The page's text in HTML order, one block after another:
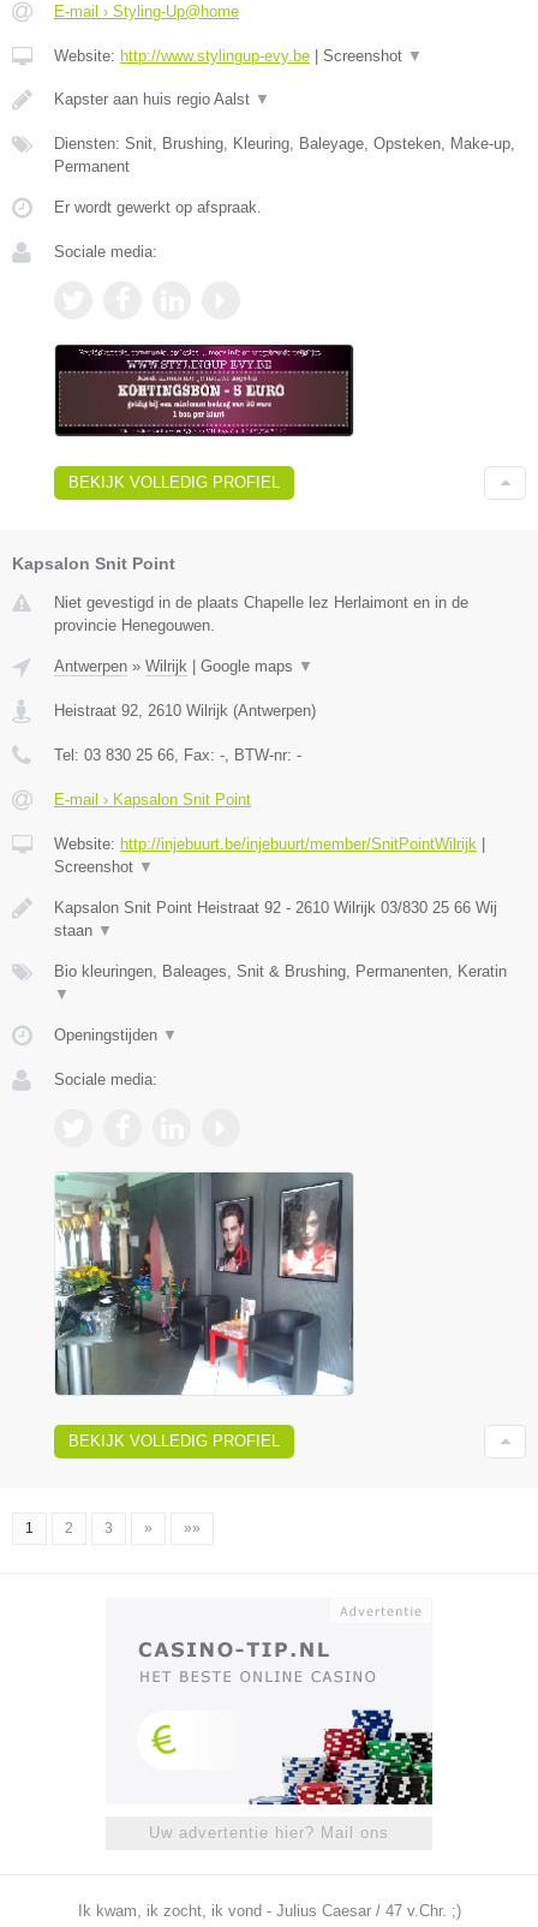
E-mail › Styling-Up@home
Website: http://www.stylingup-evy.be | Screenshot ▼
Kapster aan huis regio Aalst ▼
Diensten: Snit, Brushing, Kleuring, Baleyage, Opsteken, Make-up,
Permanent
Er wordt gewerkt op afspraak.
Sociale media:
BEKIJK VOLLEDIG PROFIEL
Kapsalon Snit Point
Niet gevestigd in de plaats Chapelle lez Herlaimont en in de
provincie Henegouwen.
Antwerpen » Wilrijk Google maps ▼
Heistraat 92 2610 Wilrijk (Antwerpen)
Tel: 03 830 25 66 , Fax: - , BTW-nr: -
E-mail › Kapsalon Snit Point
Website: http://injebuurt.be/injebuurt/member/SnitPointWilrijk
Screenshot ▼
Kapsalon Snit Point Heistraat 92 - 2610 Wilrijk 03/830 25 66 Wij
staan ▼
Bio kleuringen, Baleages, Snit & Brushing, Permanenten, Keratin
▼
Openingstijden ▼
Sociale media:
BEKIJK VOLLEDIG PROFIEL
1 2 3 » »»
Uw advertentie hier? Mail ons
Ik kwam, ik zocht, ik vond - Julius Caesar / 47 v.Chr. ;)